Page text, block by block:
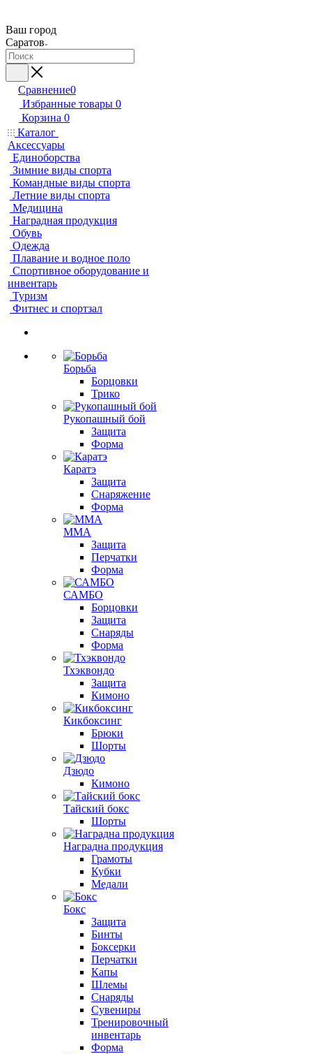
Ваш город
Саратов
Сравнение0
Избранные товары 0
Корзина 0
Каталог
Аксессуары
Единоборства
Зимние виды спорта
Командные виды спорта
Летние виды спорта
Медицина
Наградная продукция
Обувь
Одежда
Плавание и водное поло
Спортивное оборудование и
инвентарь
Туризм
Фитнес и спортзал
Борьба
Борцовки
Трико
Рукопашный бой
Защита
Форма
Каратэ
Защита
Снаряжение
Форма
ММА
Защита
Перчатки
Форма
САМБО
Борцовки
Защита
Снаряды
Форма
Тхэквондо
Защита
Кимоно
Кикбоксинг
Брюки
Шорты
Дзюдо
Кимоно
Тайский бокс
Шорты
Наградна продукция
Грамоты
Кубки
Медали
Бокс
Защита
Бинты
Боксерки
Перчатки
Капы
Шлемы
Снаряды
Сувениры
Тренировочный
инвентарь
Форма